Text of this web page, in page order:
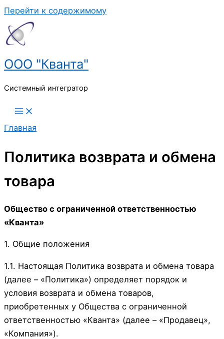
Перейти к содержимому
ООО "Кванта"
Системный интегратор
Главная
Политика возврата и обмена
товара
Общество с ограниченной ответственностью
«Кванта»
1. Общие положения
1.1. Настоящая Политика возврата и обмена товара
(далее – «Политика») определяет порядок и
условия возврата и обмена товаров,
приобретенных у Общества с ограниченной
ответственностью «Кванта» (далее – «Продавец»,
«Компания»).